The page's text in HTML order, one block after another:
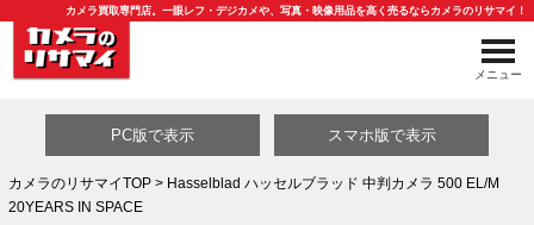
カメラ買取専門店。一眼レフ・デジカメや、写真・映像用品を高く売るならカメラのリサマイ！
メニュー
PC版で表示 スマホ版で表示
カメラのリサマイTOP> Hasselblad ハッセルブラッド 中判カメラ 500 EL/M
20YEARS IN SPACE